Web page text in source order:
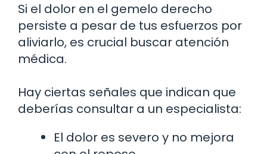
Si el dolor en el gemelo derecho
persiste a pesar de tus esfuerzos por
aliviarlo, es crucial buscar atención
médica.
Hay ciertas señales que indican que
deberías consultar a un especialista:
El dolor es severo y no mejora